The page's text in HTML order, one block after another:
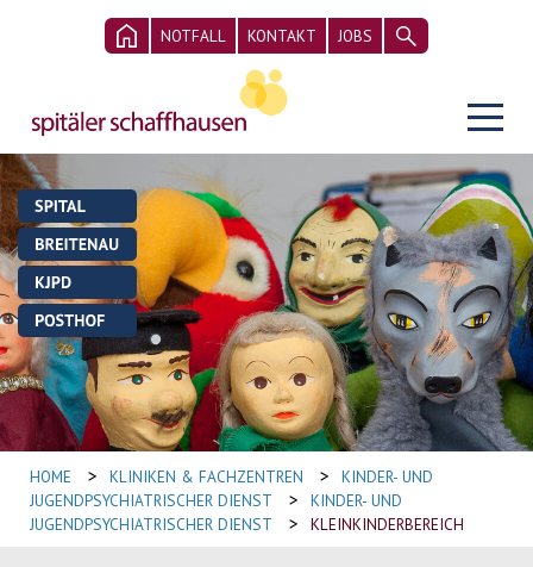
NOTFALL KONTAKT JOBS
HOME > KLINIKEN & FACHZENTREN >
KINDER- UND
JUGENDPSYCHIATRISCHER DIENST
>
KINDER- UND
JUGENDPSYCHIATRISCHER DIENST
> KLEINKINDERBEREICH